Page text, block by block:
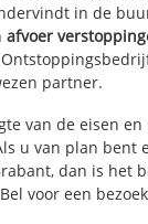
in de
afvoer
partner.
van de eisen
u van plan bent
dan is het
voor een